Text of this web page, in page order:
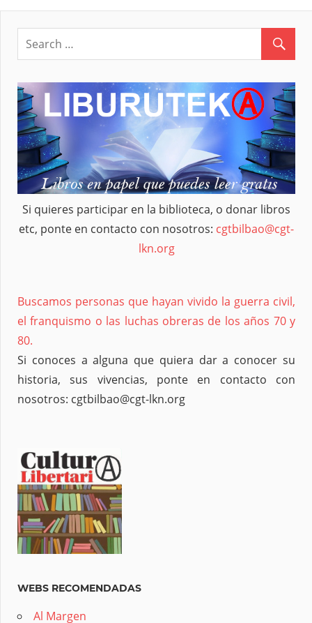
Si quieres participar en la biblioteca, o donar libros
etc, ponte en contacto con nosotros: cgtbilbao@cgt-
lkn.org
Buscamos personas que hayan vivido la guerra civil,
el franquismo o las luchas obreras de los años 70 y
80.
Si conoces a alguna que quiera dar a conocer su
historia, sus vivencias, ponte en contacto con
nosotros: cgtbilbao@cgt-lkn.org
WEBS RECOMENDADAS
Al Margen